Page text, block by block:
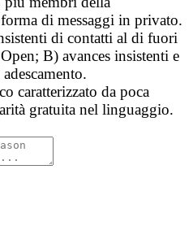
di messaggi in privato.
di contatti al di fuori
B) avances insistenti e
caratterizzato da poca
gratuita nel linguaggio.